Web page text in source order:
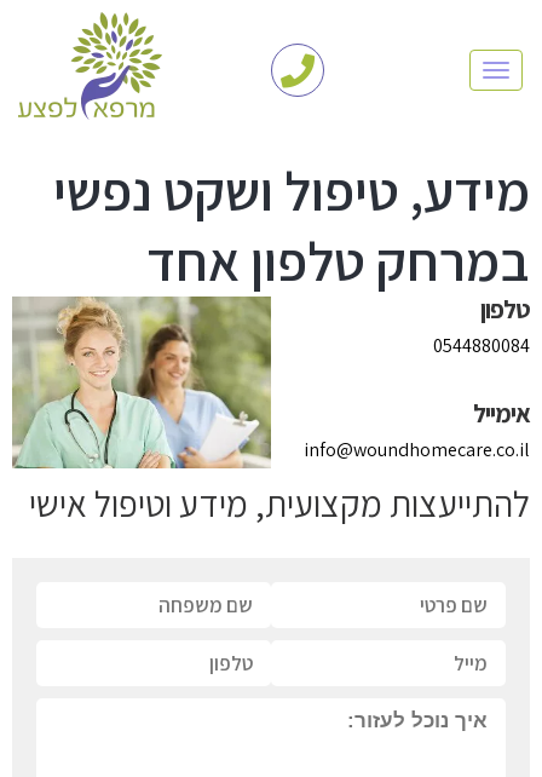
TOGGLE NAVIGATION
מידע, טיפול ושקט נפשי
במרחק טלפון אחד
טלפון
0544880084
אימייל
info@woundhomecare.co.il
להתייעצות מקצועית, מידע וטיפול אישי